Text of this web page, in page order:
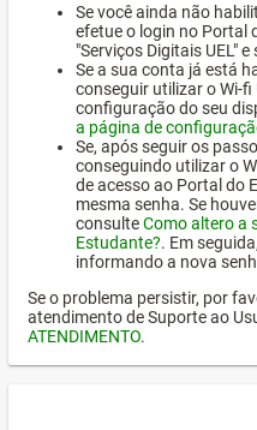
Se você ainda não
efetue o login no Portal
"Serviços Digitais UEL"
Se a sua conta já está
conseguir utilizar o Wi-fi
configuração do seu
a página de
Se, após seguir os
conseguindo utilizar o
de acesso ao Portal do
mesma senha. Se
consulteComo altero a
Estudante?. Em
informando a nova
Se o problema persistir, por
atendimento de Suporte ao
ATENDIMENTO.